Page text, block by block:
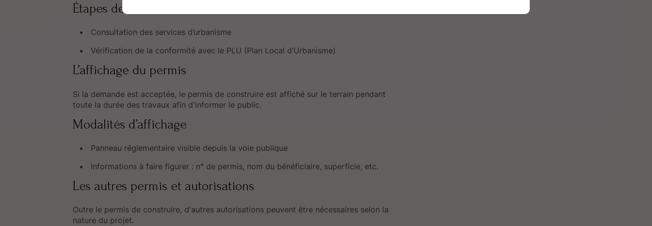
Étapes de l’examen
Consultation des services d’urbanisme
Vérification de la conformité avec le PLU (Plan Local d’Urbanisme)
L’affichage du permis
Si la demande est acceptée, le permis de construire est affiché sur le terrain pendant
toute la durée des travaux afin d'informer le public.
Modalités d’affichage
Panneau réglementaire visible depuis la voie publique
Informations à faire figurer : n° de permis, nom du bénéficiaire, superficie, etc.
Les autres permis et autorisations
Outre le permis de construire, d'autres autorisations peuvent être nécessaires selon la
nature du projet.